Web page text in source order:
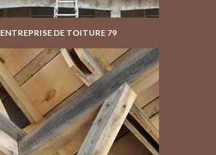
ENTREPRISE DE TOITURE 79